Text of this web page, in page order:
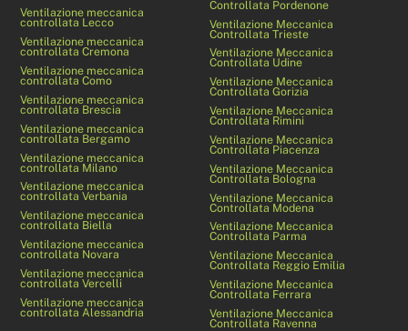
Ventilazione meccanica
controllata Lecco
Ventilazione meccanica
controllata Cremona
Ventilazione meccanica
controllata Como
Ventilazione meccanica
controllata Brescia
Ventilazione meccanica
controllata Bergamo
Ventilazione meccanica
controllata Milano
Ventilazione meccanica
controllata Verbania
Ventilazione meccanica
controllata Biella
Ventilazione meccanica
controllata Novara
Ventilazione meccanica
controllata Vercelli
Ventilazione meccanica
controllata Alessandria
Controllata Pordenone
Ventilazione Meccanica
Controllata Trieste
Ventilazione Meccanica
Controllata Udine
Ventilazione Meccanica
Controllata Gorizia
Ventilazione Meccanica
Controllata Rimini
Ventilazione Meccanica
Controllata Piacenza
Ventilazione Meccanica
Controllata Bologna
Ventilazione Meccanica
Controllata Modena
Ventilazione Meccanica
Controllata Parma
Ventilazione Meccanica
Controllata Reggio Emilia
Ventilazione Meccanica
Controllata Ferrara
Ventilazione Meccanica
Controllata Ravenna